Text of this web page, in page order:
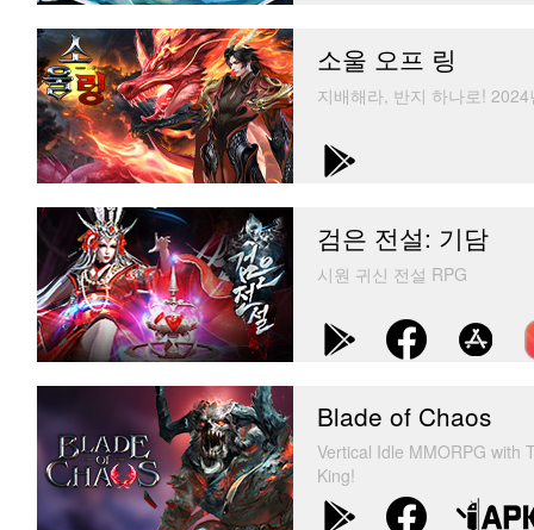
소울 오프 링
지배해라, 반지 하나로!
검은 전설: 기담
시원 귀신 전설 RPG
Blade of Chaos
Vertical Idle MMORPG with
King!